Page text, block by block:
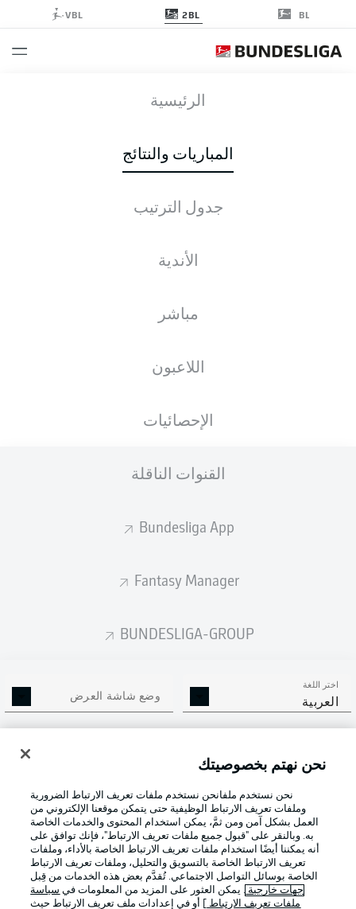
BL
2BL
VBL
الرئيسية
المباريات والنتائج
جدول الترتيب
الأندية
مباشر
اللاعبون
الإحصائيات
القنوات الناقلة
Bundesliga App
Fantasy Manager
BUNDESLIGA-GROUP
اختر اللغة
العربية وضع شاشة العرض
تسجيل الدخول
الأخبار التشكيلات الإحصائيات
انطلاق المباراة.
نحن نهتم بخصوصيتك
نحن نستخدم ملفانحن نستخدم ملفات تعريف الارتباط الضرورية
وملفات تعريف الارتباط الوظيفية حتى يتمكن موقعنا الإلكتروني من
العمل بشكل آمن ومن ثمَّ، يمكن استخدام المحتوى والخدمات الخاصة
به. وبالنقر على "قبول جميع ملفات تعريف الارتباط"، فإنك توافق على
أنه يمكننا أيضًا استخدام ملفات تعريف الارتباط الخاصة بالأداء، وملفات
تعريف الارتباط الخاصة بالتسويق والتحليل، وملفات تعريف الارتباط
الخاصة بوسائل التواصل الاجتماعي. تُقدَّم بعض هذه الخدمات من قِبل
جهات خارجية . يمكن العثور على المزيد من المعلومات في سياسة
ملفات تعريف الارتباط
] أو في إعدادات ملف تعريف الارتباط حيث